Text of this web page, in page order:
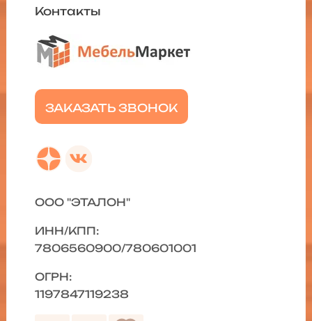
ЗАКАЗАТЬ ЗВОНОК
Контакты
ООО "ЭТАЛОН"
ИНН/КПП:
7806560900/780601001
ОГРН:
1197847119238